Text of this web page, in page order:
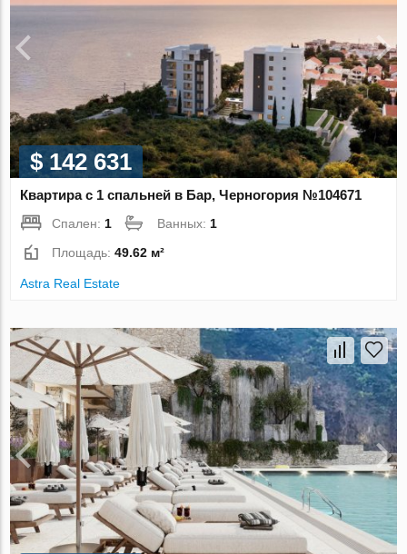
$ 142 631
Квартира с 1 спальней в Бар, Черногория №104671
Спален:1 Ванных:1
Площадь:49.62 м²
Astra Real Estate